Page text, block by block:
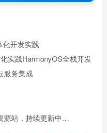
化开发实践
实践HarmonyOS全栈开发
服务集成
源站，持续更新中…